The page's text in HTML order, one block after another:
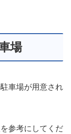
場
車場が用意され
参考にしてくだ